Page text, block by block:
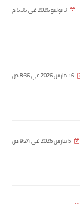
3 يونيو 2026 في 5:35 م
16 مارس 2026 في 8:36 ص
5 مارس 2026 في 9:24 ص